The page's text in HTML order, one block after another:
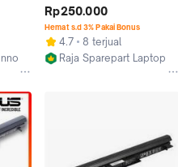
-
A46CB A46CM K46CB
K46CM S46C S46CM A41-
K56
Rp250.000
Hemat s.d 3% Pakai Bonus
4.7
8 terjual
Raja Sparepart Laptop